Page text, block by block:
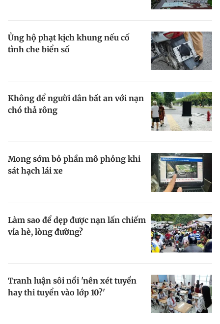
Liên hệ quảng cáo
Hotline Liên hệ quảng cáo
0908 780 404
Tổng biên tập: Nguyễn Ngọc Toàn
Phó tổng biên tập thường trực: Hải Thành
Giấy phép xuất bản số 110/GP - BTTTT cấp ngày 24.3.2020
© 2003-2026 Bản quyền thuộc về Báo Thanh Niên. Cấm sao chép
dưới mọi hình thức nếu không có sự chấp thuận bằng văn bản.
Ủng hộ phạt kịch khung nếu cố
tình che biển số
Không để người dân bất an với nạn
chó thả rông
Mong sớm bỏ phần mô phỏng khi
sát hạch lái xe
Làm sao để dẹp được nạn lấn chiếm
vỉa hè, lòng đường?
Tranh luận sôi nổi 'nên xét tuyển
hay thi tuyển vào lớp 10?'